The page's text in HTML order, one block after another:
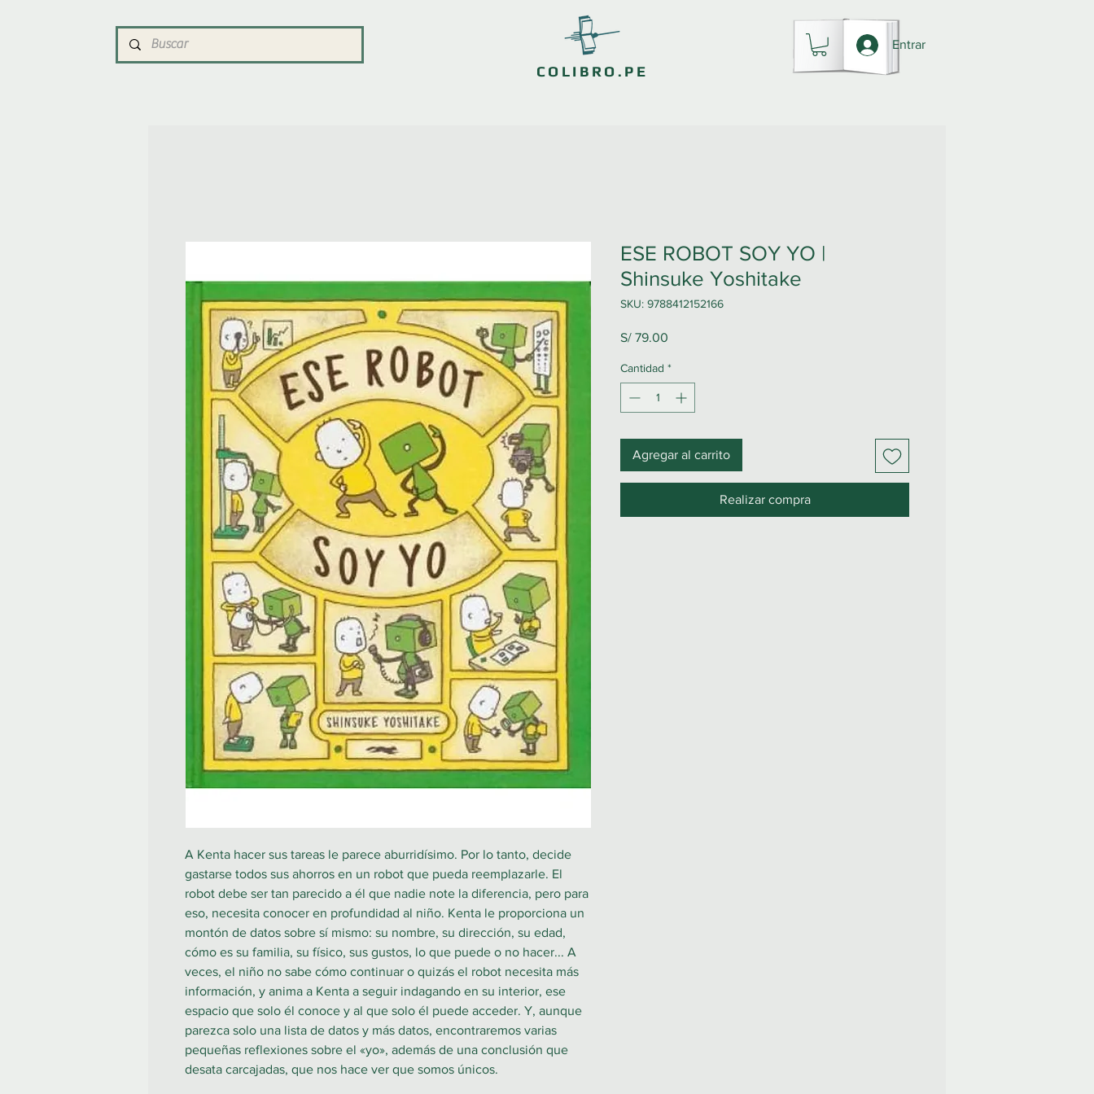
COLIBRO.PE
Entrar
A Kenta hacer sus tareas le parece aburridísimo. Por lo tanto, decide
gastarse todos sus ahorros en un robot que pueda reemplazarle. El
robot debe ser tan parecido a él que nadie note la diferencia, pero para
eso, necesita conocer en profundidad al niño. Kenta le proporciona un
montón de datos sobre sí mismo: su nombre, su dirección, su edad,
cómo es su familia, su físico, sus gustos, lo que puede o no hacer... A
veces, el niño no sabe cómo continuar o quizás el robot necesita más
información, y anima a Kenta a seguir indagando en su interior, ese
espacio que solo él conoce y al que solo él puede acceder. Y, aunque
parezca solo una lista de datos y más datos, encontraremos varias
pequeñas reflexiones sobre el «yo», además de una conclusión que
desata carcajadas, que nos hace ver que somos únicos.
ESE ROBOT SOY YO |
Shinsuke Yoshitake
SKU: 9788412152166
S/ 79.00
Cantidad *
Agregar al carrito
Realizar compra